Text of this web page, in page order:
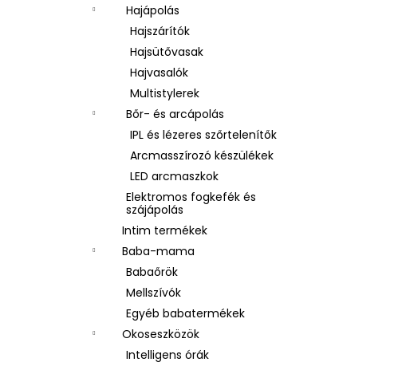
Hajápolás
Hajszárítók
Hajsütővasak
Hajvasalók
Multistylerek
Bőr- és arcápolás
IPL és lézeres szőrtelenítők
Arcmasszírozó készülékek
LED arcmaszkok
Elektromos fogkefék és
szájápolás
Intim termékek
Baba-mama
Babaőrök
Mellszívók
Egyéb babatermékek
Okoseszközök
Intelligens órák